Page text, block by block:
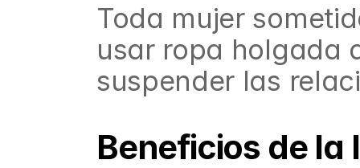
Toda mujer
usar ropa holgada
suspender las
Beneficios de